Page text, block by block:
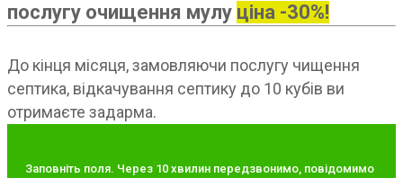
послугу очищення мулу ціна -30%!
До кінця місяця, замовляючи послугу чищення
септика, відкачування септику до 10 кубів ви
отримаєте задарма.
Заповніть поля. Через 10 хвилин передзвонимо, повідомимо